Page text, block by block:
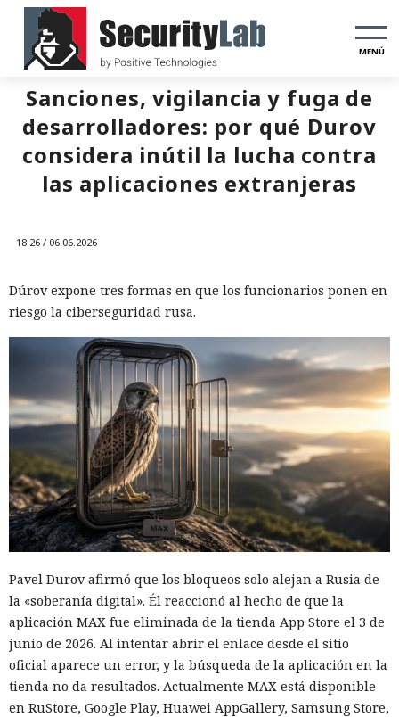
MENÚ
Sanciones, vigilancia y fuga de
desarrolladores: por qué Durov
considera inútil la lucha contra
las aplicaciones extranjeras
18:26 / 06.06.2026
Dúrov expone tres formas en que los funcionarios ponen en
riesgo la ciberseguridad rusa.
Pavel Durov afirmó que los bloqueos solo alejan a Rusia de
la «soberanía digital». Él reaccionó al hecho de que la
aplicación MAX fue eliminada de la tienda App Store el 3 de
junio de 2026. Al intentar abrir el enlace desde el sitio
oficial aparece un error, y la búsqueda de la aplicación en la
tienda no da resultados. Actualmente MAX está disponible
en RuStore, Google Play, Huawei AppGallery, Samsung Store,